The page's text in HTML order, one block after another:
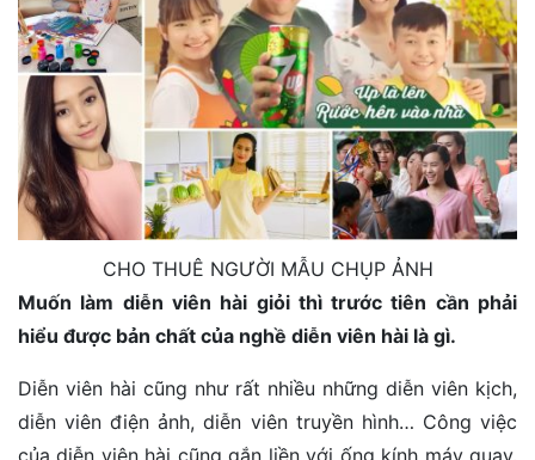
CHO THUÊ NGƯỜI MẪU CHỤP ẢNH
Muốn làm diễn viên hài giỏi thì trước tiên cần phải
hiểu được bản chất của nghề diễn viên hài là gì.
Diễn viên hài cũng như rất nhiều những diễn viên kịch,
diễn viên điện ảnh, diễn viên truyền hình… Công việc